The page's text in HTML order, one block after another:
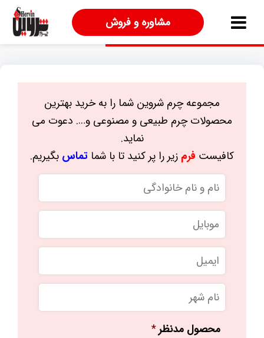
مشاوره و فروش
مجموعه چرم شروین شما را به خرید بهترین
محصولات چرم طبیعی و مصنوعی و…. دعوت می
نماید.
کافیست فرم زیر را پر کنید تا با شما تماس بگیریم.
نام
و
نام
خانوادگی
موبایل
ایمیل
نام
شهر
محصول مدنظر*